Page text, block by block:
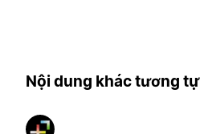
Nội dung khác tương tự